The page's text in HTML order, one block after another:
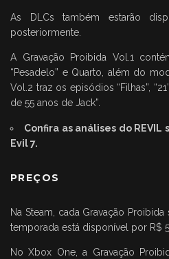
As DLCs também estarão
posteriormente.
A Gravação Proibida Vol.1
“Pesadelo” e Quarto, além do
Vol.2 traz os episódios “Filhas”,
de 55 anos de Jack”.
Confira as análises do REVIL
Evil 7.
PREÇOS
Na Steam, cada Gravação
temporada está disponível por R$
No Xbox One, a Gravação